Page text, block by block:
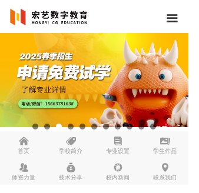
낀
首页
뀄
学校简介
뀴
专业设置
끡
学生作品
뀡
师资力量
낐
技术分享
넆
校内新闻
넹
联系我们
끀